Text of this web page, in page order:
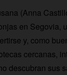
(Anna
en Segovia,
y, como
cercanas,
descubran sus